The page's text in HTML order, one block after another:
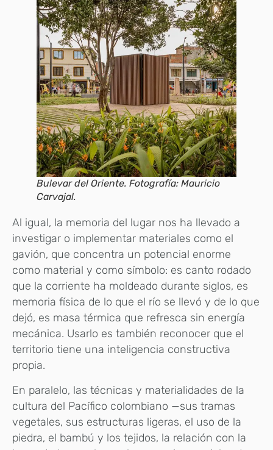
Bulevar del Oriente. Fotografía: Mauricio
Carvajal.
Al igual, la memoria del lugar nos ha llevado a
investigar o implementar materiales como el
gavión, que concentra un potencial enorme
como material y como símbolo: es canto rodado
que la corriente ha moldeado durante siglos, es
memoria física de lo que el río se llevó y de lo que
dejó, es masa térmica que refresca sin energía
mecánica. Usarlo es también reconocer que el
territorio tiene una inteligencia constructiva
propia.
En paralelo, las técnicas y materialidades de la
cultura del Pacífico colombiano —sus tramas
vegetales, sus estructuras ligeras, el uso de la
piedra, el bambú y los tejidos, la relación con la